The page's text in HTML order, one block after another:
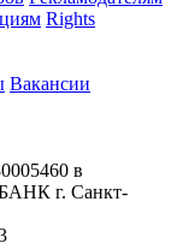
Rights
Вакансии
в
г. Санкт-